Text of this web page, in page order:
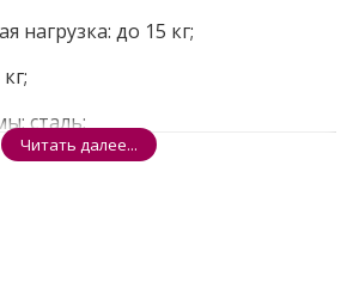
нагрузка: до 15 кг;
сталь;
плотность 300 D;
Читать далее...